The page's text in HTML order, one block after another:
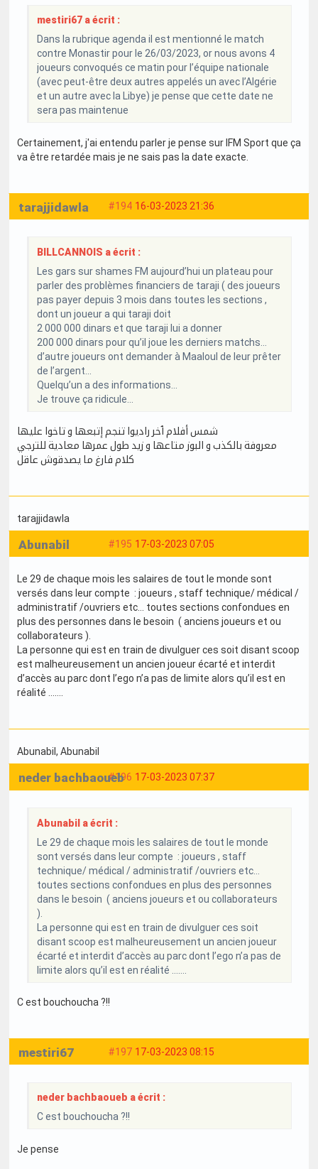
mestiri67 a écrit :
Dans la rubrique agenda il est mentionné le match
contre Monastir pour le 26/03/2023, or nous avons 4
joueurs convoqués ce matin pour l’équipe nationale
(avec peut-être deux autres appelés un avec l’Algérie
et un autre avec la Libye) je pense que cette date ne
sera pas maintenue
Certainement, j'ai entendu parler je pense sur IFM Sport que ça
va être retardée mais je ne sais pas la date exacte.
#194 16-03-2023 21:36
tarajjidawla
BILLCANNOIS a écrit :
Les gars sur shames FM aujourd’hui un plateau pour
parler des problèmes financiers de taraji ( des joueurs
pas payer depuis 3 mois dans toutes les sections ,
dont un joueur a qui taraji doit
2 000 000 dinars et que taraji lui a donner
200 000 dinars pour qu’il joue les derniers matchs…
d’autre joueurs ont demander à Maaloul de leur prêter
de l’argent…
Quelqu’un a des informations…
Je trouve ça ridicule…
شمس أفلام ٱخر راديوا تنجم إتبعها و تاخوا عليها
معروفة بالكذب و البوز متاعها و زيد طول عمرها معادية للترجي
كلام فارغ ما يصدقوش عاقل
tarajjidawla
#195 17-03-2023 07:05
Abunabil
Le 29 de chaque mois les salaires de tout le monde sont
versés dans leur compte : joueurs , staff technique/ médical /
administratif /ouvriers etc… toutes sections confondues en
plus des personnes dans le besoin ( anciens joueurs et ou
collaborateurs ).
La personne qui est en train de divulguer ces soit disant scoop
est malheureusement un ancien joueur écarté et interdit
d’accès au parc dont l’ego n’a pas de limite alors qu’il est en
réalité …….
Abunabil , Abunabil
#196 17-03-2023 07:37
neder bachbaoueb
Abunabil a écrit :
Le 29 de chaque mois les salaires de tout le monde
sont versés dans leur compte : joueurs , staff
technique/ médical / administratif /ouvriers etc…
toutes sections confondues en plus des personnes
dans le besoin ( anciens joueurs et ou collaborateurs
).
La personne qui est en train de divulguer ces soit
disant scoop est malheureusement un ancien joueur
écarté et interdit d’accès au parc dont l’ego n’a pas de
limite alors qu’il est en réalité …….
C est bouchoucha ?!!
#197 17-03-2023 08:15
mestiri67
neder bachbaoueb a écrit :
C est bouchoucha ?!!
Je pense